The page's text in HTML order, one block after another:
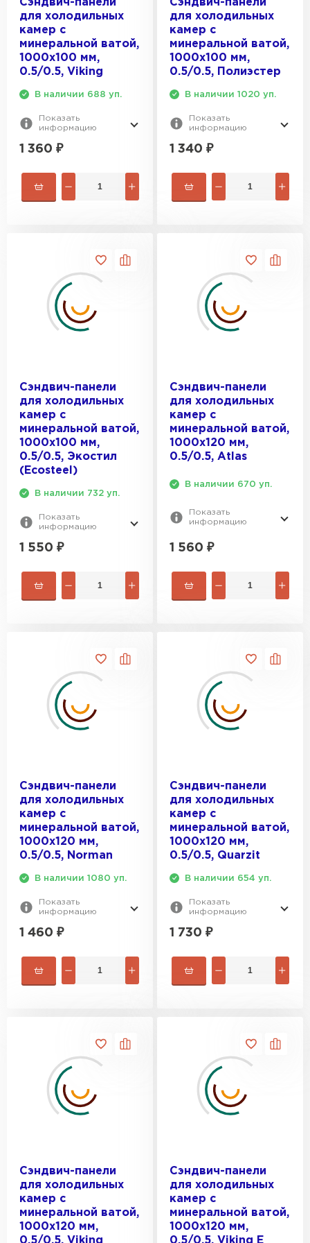
Сэндвич-панели
для холодильных
камер с
минеральной ватой,
1000х100 мм,
0.5/0.5, Viking
В наличии 688 уп.
Показать
информацию
1 360 ₽
Сэндвич-панели
для холодильных
камер с
минеральной ватой,
1000х100 мм,
0.5/0.5, Полиэстер
В наличии 1020 уп.
Показать
информацию
1 340 ₽
Сэндвич-панели
для холодильных
камер с
минеральной ватой,
1000х100 мм,
0.5/0.5, Экостил
(Ecosteel)
В наличии 732 уп.
Показать
информацию
1 550 ₽
Сэндвич-панели
для холодильных
камер с
минеральной ватой,
1000х120 мм,
0.5/0.5, Atlas
В наличии 670 уп.
Показать
информацию
1 560 ₽
Сэндвич-панели
для холодильных
камер с
минеральной ватой,
1000х120 мм,
0.5/0.5, Norman
В наличии 1080 уп.
Показать
информацию
1 460 ₽
Сэндвич-панели
для холодильных
камер с
минеральной ватой,
1000х120 мм,
0.5/0.5, Quarzit
В наличии 654 уп.
Показать
информацию
1 730 ₽
Сэндвич-панели
для холодильных
камер с
минеральной ватой,
1000х120 мм,
0.5/0.5, Viking
Сэндвич-панели
для холодильных
камер с
минеральной ватой,
1000х120 мм,
0.5/0.5, Viking E
Утеплитель Теплекс
ПЕРЕЙТИ
Утеплитель Изомин
ПЕРЕЙТИ
Утеплитель Isover
Утеплитель Paroc
Утеплитель Penoplex
Утеплитель Rockwool
Утеплитель Ursa
Утеплитель Юматекс Термо
Гипсокартон
Утеплитель Неман
Утеплитель Baswool
Утеплитель Тимплэкс